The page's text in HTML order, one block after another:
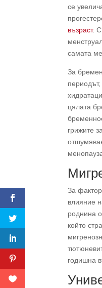
се
възраст.
самата
За
цялата
грижите
За
влияние
роднина
който
годишна